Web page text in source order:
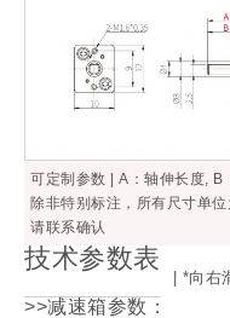
可定制参数 | A：轴伸长度, B
除非特别标注，所有尺寸单
请联系确认
技术参数表
| *向
>>减速箱参数：